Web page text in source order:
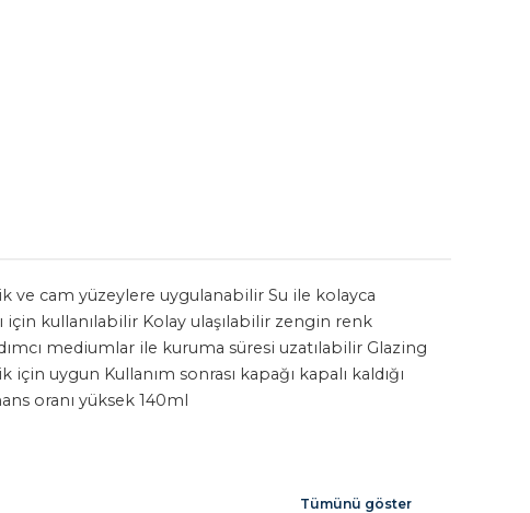
ve cam yüzeylere uygulanabilir Su ile kolayca
kullanılabilir Kolay ulaşılabilir zengin renk
mediumlar ile kuruma süresi uzatılabilir Glazing
uygun Kullanım sonrası kapağı kapalı kaldığı
oranı yüksek 140ml
Tümünü göster